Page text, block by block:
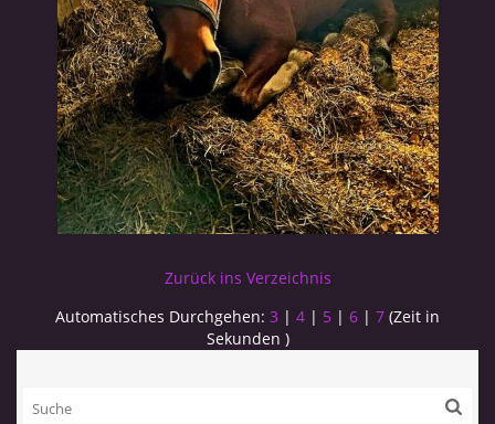
Zurück ins Verzeichnis
Automatisches Durchgehen: 3 | 4 | 5 | 6 | 7 (Zeit in
Sekunden )